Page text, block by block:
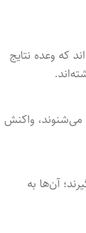
که وعده نتایج
می‌شنوند، واکنش
آن‌ها به